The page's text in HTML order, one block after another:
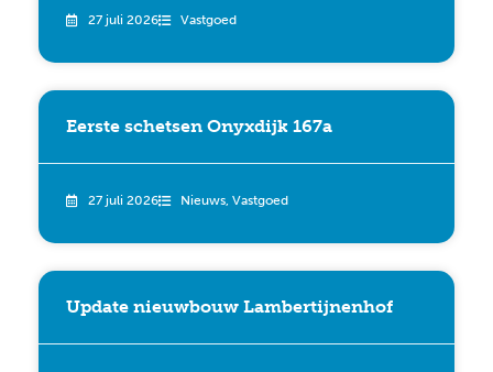
27 juli 2026 Vastgoed
Eerste schetsen Onyxdijk 167a
27 juli 2026 Nieuws, Vastgoed
Update nieuwbouw Lambertijnenhof